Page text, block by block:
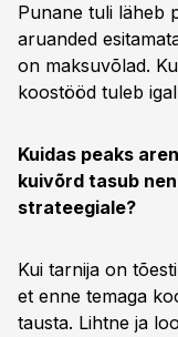
Punane tuli läheb
aruanded
on maksuvõlad.
koostööd tuleb
Kuidas peaks
kuivõrd tasub
strateegiale?
Kui tarnija on
et enne temaga
tausta. Lihtne ja